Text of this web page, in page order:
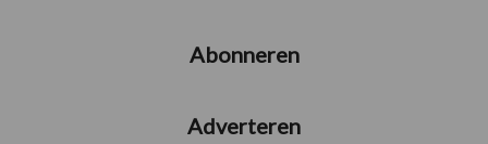
Abonneren
Adverteren